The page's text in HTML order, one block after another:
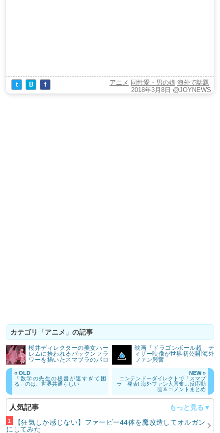
t B f アニメ 同性愛・男の娘 海外で話題
2018年3月8日 @JOYNEWS
カテゴリ「アニメ」の記事
桜井ディレクターの美女ハー
レムに拾われるパックンフラ
ワーを描いたスマブラのパロ
映画「ドラゴンボール超」テ
ィザー映像が世界初公開!海外
ファン興奮
« OLD
「数学の先生の板書が速すぎて困
る」のは、世界共通らしい
NEW »
ニンテンドーダイレクトで「スマブ
ラ」発表! 海外ファン大興奮…反応動
画＆コメントまとめ
人気記事
【狂気しか感じない】ファービー44体を魔改造してオルガン
にしてみた